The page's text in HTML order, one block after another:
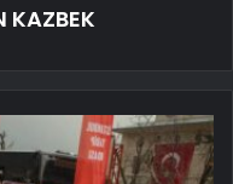
KAZBEK